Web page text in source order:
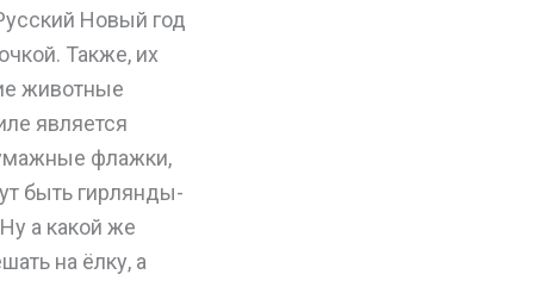
Новый год
Также, их
животные
является
флажки,
быть гирлянды-
а какой же
на ёлку, а